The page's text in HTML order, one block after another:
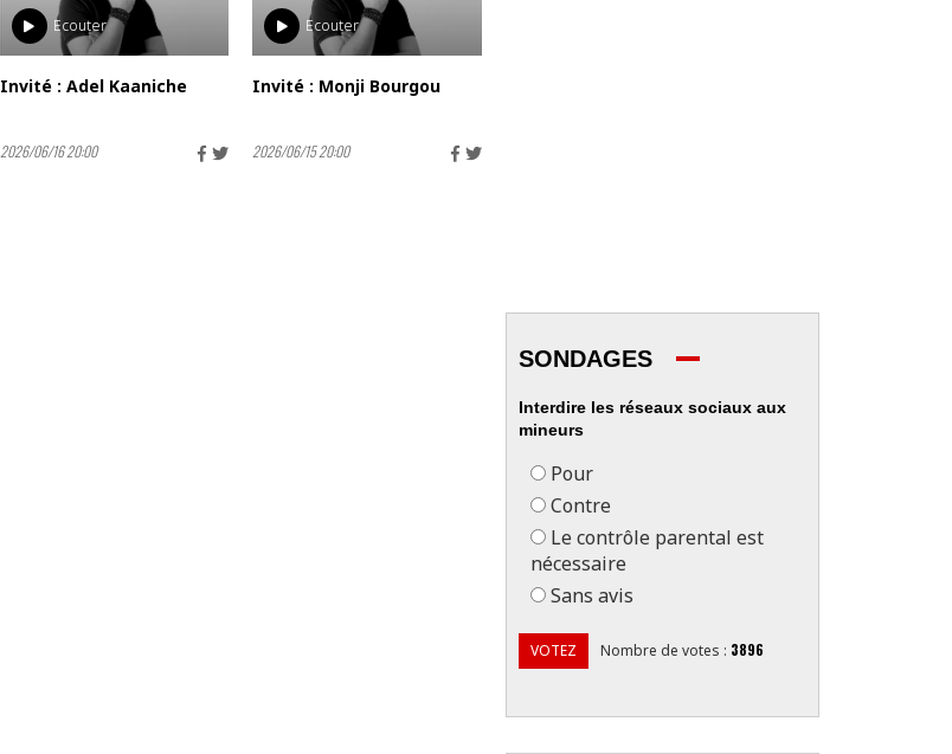
Ecouter
Invité : Adel Kaaniche
2026/06/16 20:00
Ecouter
Invité : Monji Bourgou
2026/06/15 20:00
SONDAGES
Interdire les réseaux sociaux aux
mineurs
Pour
Contre
Le contrôle parental est
nécessaire
Sans avis
VOTEZ Nombre de votes : 3896